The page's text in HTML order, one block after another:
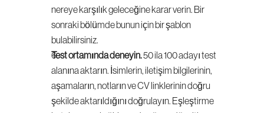
nereye karşılık geleceğine karar verin. Bir
sonraki bölümde bunun için bir şablon
bulabilirsiniz.
Test ortamında deneyin. 50 ila 100 adayı test
alanına aktarın. İsimlerin, iletişim bilgilerinin,
aşamaların, notların ve CV linklerinin doğru
şekilde aktarıldığını doğrulayın. Eşleştirme